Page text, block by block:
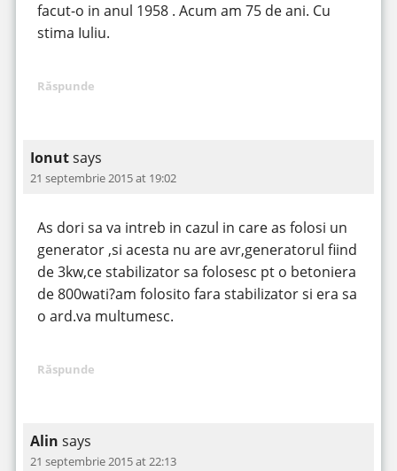
facut-o in anul 1958 . Acum am 75 de ani. Cu
stima Iuliu.
Răspunde
Ionutsays
21 septembrie 2015 at 19:02
As dori sa va intreb in cazul in care as folosi un
generator ,si acesta nu are avr,generatorul fiind
de 3kw,ce stabilizator sa folosesc pt o betoniera
de 800wati?am folosito fara stabilizator si era sa
o ard.va multumesc.
Răspunde
Alin says
21 septembrie 2015 at 22:13